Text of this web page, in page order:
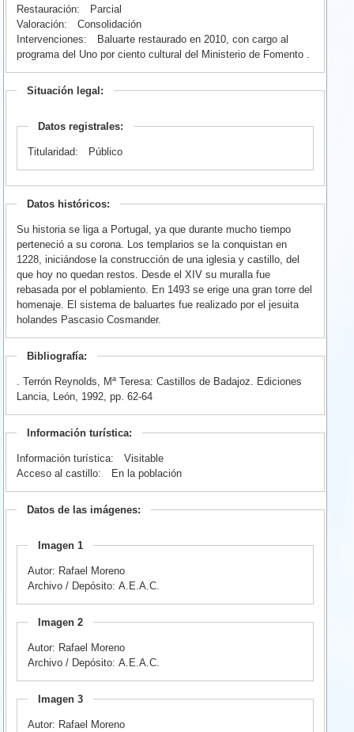
Restauración:
Parcial
Valoración:
Consolidación
Intervenciones:
Baluarte restaurado en 2010, con cargo al
programa del Uno por ciento cultural del Ministerio de Fomento .
Situación legal:
Datos registrales:
Titularidad: Público
Datos históricos:
Su historia se liga a Portugal, ya que durante mucho tiempo
perteneció a su corona. Los templarios se la conquistan en
1228, iniciándose la construcción de una iglesia y castillo, del
que hoy no quedan restos. Desde el XIV su muralla fue
rebasada por el poblamiento. En 1493 se erige una gran torre del
homenaje. El sistema de baluartes fue realizado por el jesuita
holandes Pascasio Cosmander.
Bibliografía:
. Terrón Reynolds, Mª Teresa: Castillos de Badajoz. Ediciones
Lancia, León, 1992, pp. 62-64
Información turística:
Información turística:
Visitable
Acceso al castillo:
En la población
Datos de las imágenes:
Imagen 1
Autor: Rafael Moreno
Archivo / Depósito: A.E.A.C.
Imagen 2
Autor: Rafael Moreno
Archivo / Depósito: A.E.A.C.
Imagen 3
Autor: Rafael Moreno